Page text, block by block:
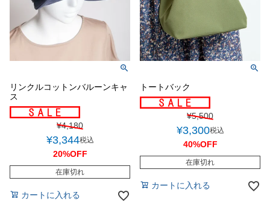
リンクルコットンバルーンキャ
ス
¥4,180
¥3,344税込
20%OFF
在庫切れ
カートに入れる
トートバック
¥5,500
¥3,300税込
40%OFF
在庫切れ
カートに入れる